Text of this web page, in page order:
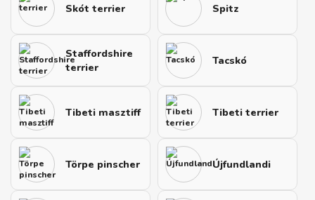
Skót terrier Spitz
Staffordshire
terrier
Tacskó
Tibeti masztiff Tibeti terrier
Törpe pinscher Újfundlandi